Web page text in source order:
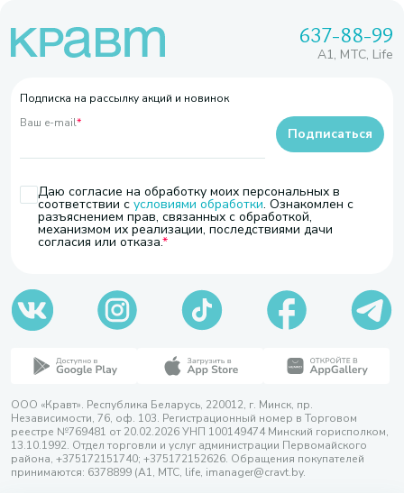
637-88-99
A1, МТС, Life
Подписка на рассылку акций и новинок
Ваш e-mail*
Даю согласие на обработку моих персональных в
соответствии с условиями обработки. Ознакомлен с
разъяснением прав, связанных с обработкой,
механизмом их реализации, последствиями дачи
согласия или отказа.
Подписаться
ООО «Кравт». Республика Беларусь, 220012, г. Минск, пр.
Независимости, 76, оф. 103. Регистрационный номер в Торговом
реестре №769481 от 20.02.2026 УНП 100149474 Минский горисполком,
13.10.1992. Отдел торговли и услуг администрации Первомайского
района, +375172151740; +375172152626. Обращения покупателей
принимаются: 6378899 (А1, МТС, life, imanager@cravt.by.